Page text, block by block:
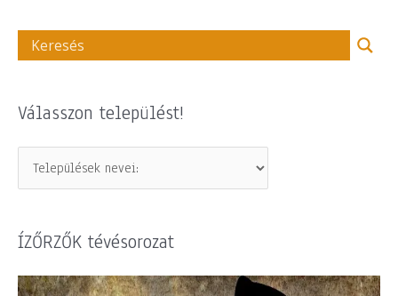
Válasszon települést!
ÍZŐRZŐK tévésorozat